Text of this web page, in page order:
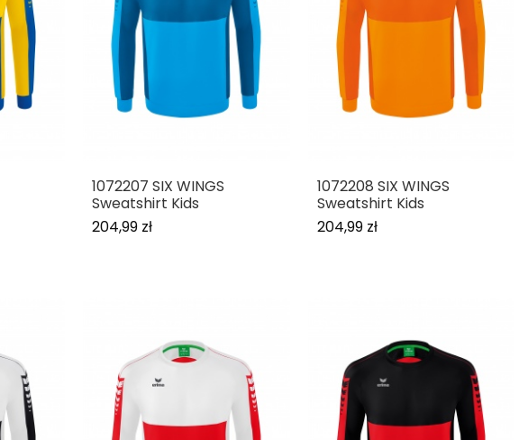
1072207 SIX WINGS
Sweatshirt Kids
204,99 zł
1072208 SIX WINGS
Sweatshirt Kids
204,99 zł